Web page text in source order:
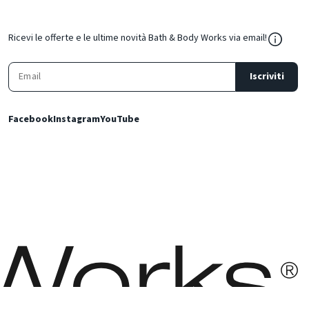
Ricevi le offerte e le ultime novità Bath & Body Works via email!
Iscriviti
FacebookInstagramYouTube